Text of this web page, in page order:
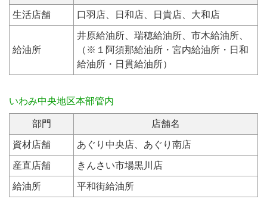
生活店舗 口羽店、日和店、日貴店、大和店
給油所
井原給油所、瑞穂給油所、市木給油所、
（※１阿須那給油所・宮内給油所・日和
給油所・日貫給油所）
いわみ中央地区本部管内
部門 店舗名
資材店舗 あぐり中央店、あぐり南店
産直店舗 きんさい市場黒川店
給油所 平和街給油所